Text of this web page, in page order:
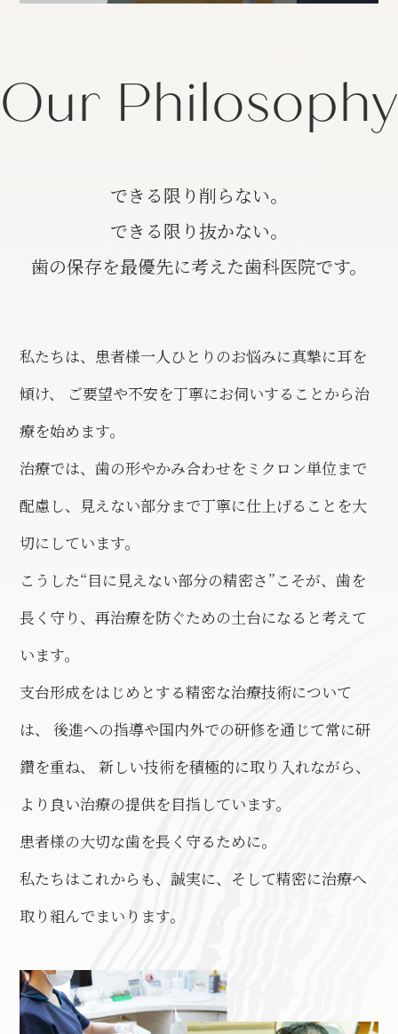
Our Philosophy
できる限り削らない。
できる限り抜かない。
歯の保存を最優先に考えた歯科医院です。
私たちは、患者様一人ひとりのお悩みに真摯に耳を
傾け、 ご要望や不安を丁寧にお伺いすることから治
療を始めます。
治療では、歯の形やかみ合わせをミクロン単位まで
配慮し、見えない部分まで丁寧に仕上げることを大
切にしています。
こうした“目に見えない部分の精密さ”こそが、歯を
長く守り、再治療を防ぐための土台になると考えて
います。
支台形成をはじめとする精密な治療技術について
は、 後進への指導や国内外での研修を通じて常に研
鑽を重ね、 新しい技術を積極的に取り入れながら、
より良い治療の提供を目指しています。
患者様の大切な歯を長く守るために。
私たちはこれからも、誠実に、そして精密に治療へ
取り組んでまいります。